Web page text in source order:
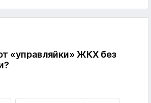
«управляйки» ЖКХ без